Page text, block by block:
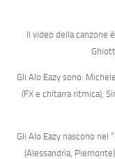
Il video della canzone
Gli Alo Eazysono:
(FX e chitarra ritmica),
Gli Alo Eazynascono nel
(Alessandria,